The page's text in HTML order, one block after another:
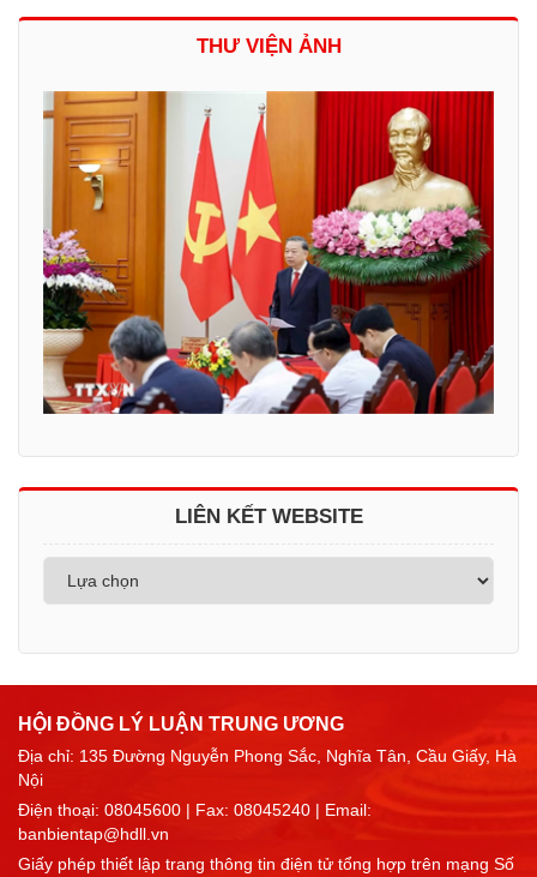
THƯ VIỆN ẢNH
LIÊN KẾT WEBSITE
HỘI ĐỒNG LÝ LUẬN TRUNG ƯƠNG
Địa chỉ: 135 Đường Nguyễn Phong Sắc, Nghĩa Tân, Cầu Giấy, Hà
Nội
Điện thoại: 08045600 | Fax: 08045240 | Email:
banbientap@hdll.vn
Giấy phép thiết lập trang thông tin điện tử tổng hợp trên mạng Số